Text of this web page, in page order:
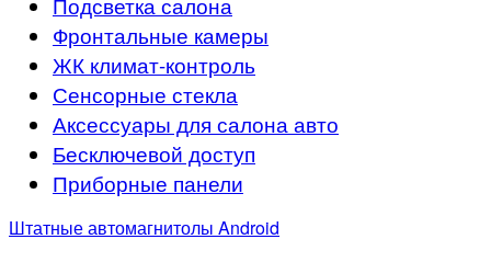
Фронтальные камеры
ЖК климат-контроль
Сенсорные стекла
Аксессуары для салона авто
Бесключевой доступ
Приборные панели
Штатные автомагнитолы Android